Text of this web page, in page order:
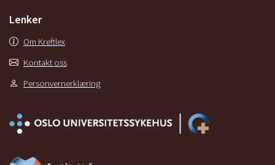
Lenker
Om Kreftlex
Kontakt oss
Personvernerklæring